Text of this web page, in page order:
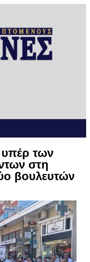
υπέρ των
στη
βουλευτών